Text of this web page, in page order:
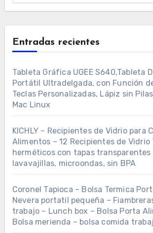
Entradas recientes
Tableta Gráfica UGEE S640,Tableta
Portátil Ultradelgada, con Función
Teclas Personalizadas, Lápiz sin
Mac Linux
KICHLY – Recipientes de Vidrio para
Alimentos – 12 Recipientes de Vidrio
herméticos con tapas transparentes
lavavajillas, microondas, sin BPA
Coronel Tapioca – Bolsa Termica
Nevera portatil pequeña –
trabajo – Lunch box – Bolsa Porta
Bolsa merienda – bolsa comida